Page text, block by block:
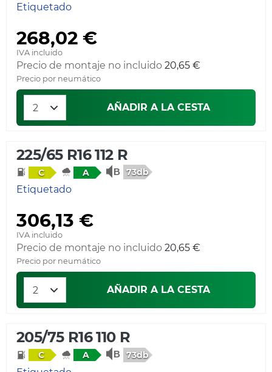
Etiquetado
268,02 €
IVA incluido
Precio de montaje no incluido 20,65 €
Precio por neumático
AÑADIR A LA CESTA
225/65 R16 112 R
C A 73db
Etiquetado
306,13 €
IVA incluido
Precio de montaje no incluido 20,65 €
Precio por neumático
AÑADIR A LA CESTA
205/75 R16 110 R
C A 73db